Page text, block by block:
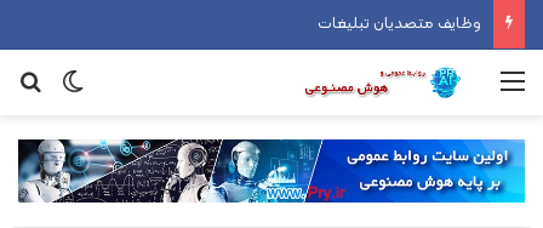
وظایف متصدیان تبلیغات